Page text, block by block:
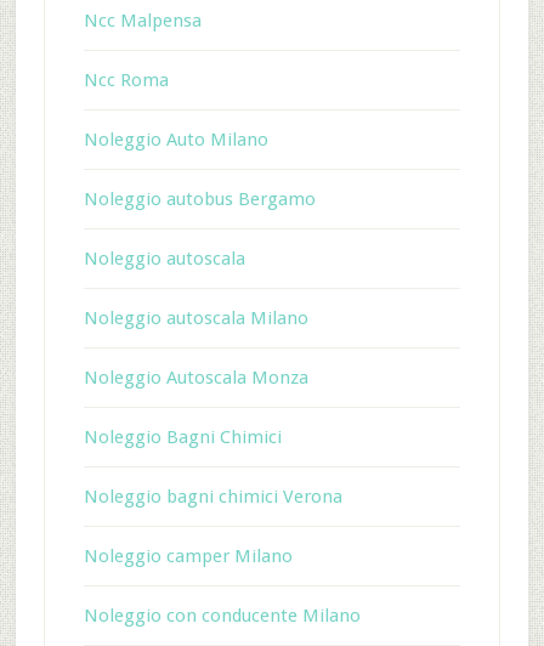
Ncc Malpensa
Ncc Roma
Noleggio Auto Milano
Noleggio autobus Bergamo
Noleggio autoscala
Noleggio autoscala Milano
Noleggio Autoscala Monza
Noleggio Bagni Chimici
Noleggio bagni chimici Verona
Noleggio camper Milano
Noleggio con conducente Milano